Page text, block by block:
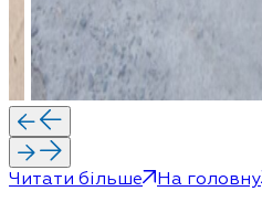
Читати більше На головну